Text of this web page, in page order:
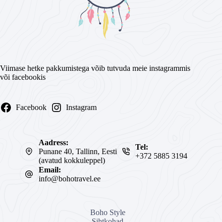
Viimase hetke pakkumistega võib tutvuda meie instagrammis
või facebookis
Facebook Instagram
Aadress:
Punane 40, Tallinn, Eesti
(avatud kokkuleppel)
Tel:
+372 5885 3194
Email:
info@bohotravel.ee
Boho Style